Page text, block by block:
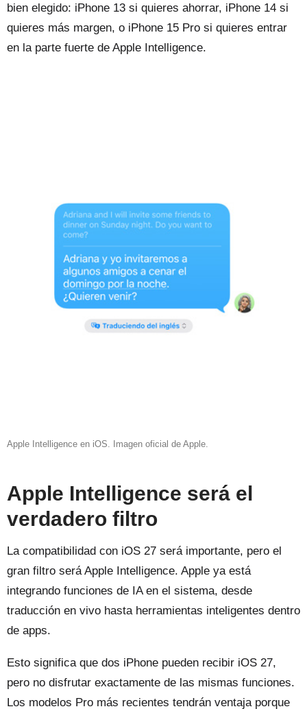
bien elegido: iPhone 13 si quieres ahorrar, iPhone 14 si
quieres más margen, o iPhone 15 Pro si quieres entrar
en la parte fuerte de Apple Intelligence.
Apple Intelligence en iOS. Imagen oficial de Apple.
Apple Intelligence será el
verdadero filtro
La compatibilidad con iOS 27 será importante, pero el
gran filtro será Apple Intelligence. Apple ya está
integrando funciones de IA en el sistema, desde
traducción en vivo hasta herramientas inteligentes dentro
de apps.
Esto significa que dos iPhone pueden recibir iOS 27,
pero no disfrutar exactamente de las mismas funciones.
Los modelos Pro más recientes tendrán ventaja porque